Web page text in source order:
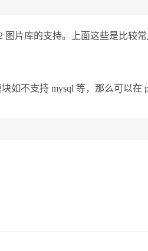
图片库的支持。上面这些是比较
如不支持 mysql 等，那么可以在